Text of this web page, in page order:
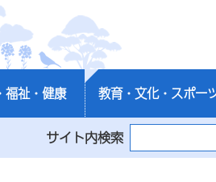
福祉・健康 教育・文化・スポー
サイト内検索